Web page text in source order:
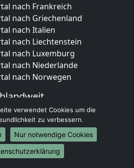
nach Frankreich
nach Griechenland
nach Italien
nach Liechtenstein
nach Luxemburg
nach Niederlande
nach Norwegen
nach Berlin
nach Hamburg
nach München
nach Köln
nach Frankfurt am Main
verwendet Cookies um die
zu verbessern.
Nur notwendige Cookies